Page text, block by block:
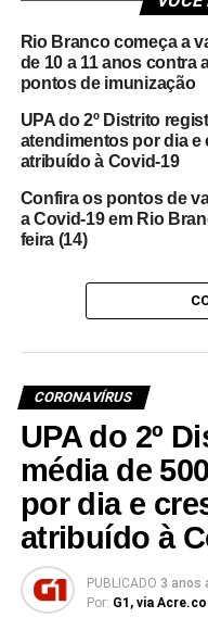
Rio Branco começa a
de 10 a 11 anos contra
pontos de imunização
UPA do 2º Distrito
atendimentos por dia e
atribuído à Covid-19
Confira os pontos de
a Covid-19 em Rio
feira (14)
CORONAVÍRUS
UPA do 2º
média de
por dia e
atribuído à
PUBLICADO 3 anos
Por: G1, via